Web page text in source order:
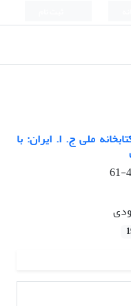
ملی ج. ا. ایران: با